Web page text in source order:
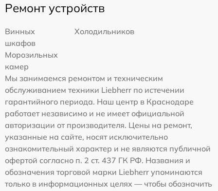
Ремонт устройств
Винных
шкафов
Холодильников
Морозильных
камер
Мы занимаемся ремонтом и техническим
обслуживанием техники Liebherr по истечении
гарантийного периода. Наш центр в Краснодаре
работает независимо и не имеет официальной
авторизации от производителя. Цены на ремонт,
указанные на сайте, носят исключительно
ознакомительный характер и не являются публичной
офертой согласно п. 2 ст. 437 ГК РФ. Названия и
обозначения торговой марки Liebherr упоминаются
только в информационных целях — чтобы обозначить